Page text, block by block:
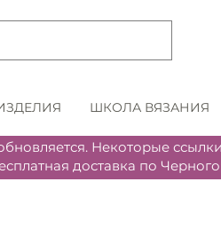
ШКОЛА ВЯЗАНИЯ
Некоторые ссылки
доставка по